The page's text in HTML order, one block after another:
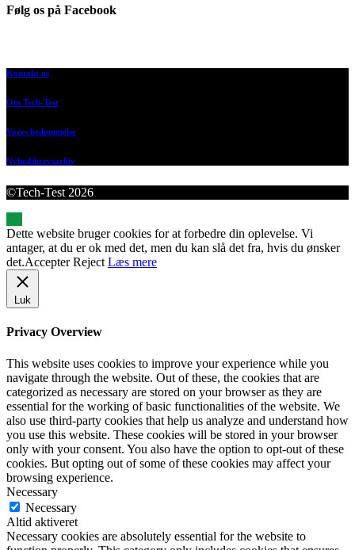
Følg os på Facebook
Kontakt os
Om Tech-Test
Vores bedømmelse
Nyhedsbrevsarkiv
©Tech-Test 2026
Dette website bruger cookies for at forbedre din oplevelse. Vi
antager, at du er ok med det, men du kan slå det fra, hvis du ønsker
det.Accepter Reject Læs mere
Luk
Privacy Overview
This website uses cookies to improve your experience while you
navigate through the website. Out of these, the cookies that are
categorized as necessary are stored on your browser as they are
essential for the working of basic functionalities of the website. We
also use third-party cookies that help us analyze and understand how
you use this website. These cookies will be stored in your browser
only with your consent. You also have the option to opt-out of these
cookies. But opting out of some of these cookies may affect your
browsing experience.
Necessary
Necessary
Altid aktiveret
Necessary cookies are absolutely essential for the website to